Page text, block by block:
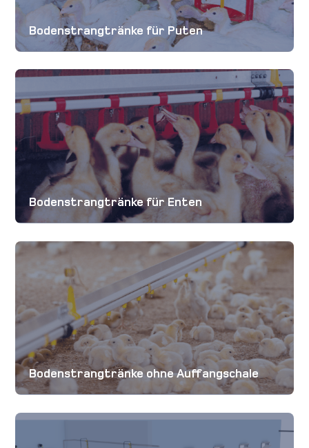
Bodenstrangtränke für Puten
Bodenstrangtränke für Enten
Bodenstrangtränke ohne Auffangschale